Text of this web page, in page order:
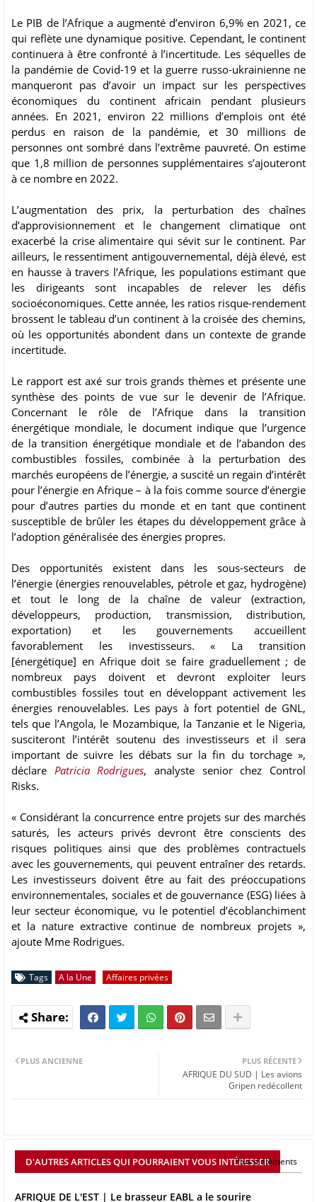
Le PIB de l’Afrique a augmenté d’environ 6,9% en 2021, ce
qui reflète une dynamique positive. Cependant, le continent
continuera à être confronté à l’incertitude. Les séquelles de
la pandémie de Covid-19 et la guerre russo-ukrainienne ne
manqueront pas d’avoir un impact sur les perspectives
économiques du continent africain pendant plusieurs
années. En 2021, environ 22 millions d’emplois ont été
perdus en raison de la pandémie, et 30 millions de
personnes ont sombré dans l’extrême pauvreté. On estime
que 1,8 million de personnes supplémentaires s’ajouteront
à ce nombre en 2022.
L’augmentation des prix, la perturbation des chaînes
d’approvisionnement et le changement climatique ont
exacerbé la crise alimentaire qui sévit sur le continent. Par
ailleurs, le ressentiment antigouvernemental, déjà élevé, est
en hausse à travers l’Afrique, les populations estimant que
les dirigeants sont incapables de relever les défis
socioéconomiques. Cette année, les ratios risque-rendement
brossent le tableau d’un continent à la croisée des chemins,
où les opportunités abondent dans un contexte de grande
incertitude.
Le rapport est axé sur trois grands thèmes et présente une
synthèse des points de vue sur le devenir de l’Afrique.
Concernant le rôle de l’Afrique dans la transition
énergétique mondiale, le document indique que l’urgence
de la transition énergétique mondiale et de l’abandon des
combustibles fossiles, combinée à la perturbation des
marchés européens de l’énergie, a suscité un regain d’intérêt
pour l’énergie en Afrique – à la fois comme source d’énergie
pour d’autres parties du monde et en tant que continent
susceptible de brûler les étapes du développement grâce à
l’adoption généralisée des énergies propres.
Des opportunités existent dans les sous-secteurs de
l’énergie (énergies renouvelables, pétrole et gaz, hydrogène)
et tout le long de la chaîne de valeur (extraction,
développeurs, production, transmission, distribution,
exportation) et les gouvernements accueillent
favorablement les investisseurs. « La transition
[énergétique] en Afrique doit se faire graduellement ; de
nombreux pays doivent et devront exploiter leurs
combustibles fossiles tout en développant activement les
énergies renouvelables. Les pays à fort potentiel de GNL,
tels que l’Angola, le Mozambique, la Tanzanie et le Nigeria,
susciteront l’intérêt soutenu des investisseurs et il sera
important de suivre les débats sur la fin du torchage »,
déclare Patricia Rodrigues, analyste senior chez Control
Risks.
« Considérant la concurrence entre projets sur des marchés
saturés, les acteurs privés devront être conscients des
risques politiques ainsi que des problèmes contractuels
avec les gouvernements, qui peuvent entraîner des retards.
Les investisseurs doivent être au fait des préoccupations
environnementales, sociales et de gouvernance (ESG) liées à
leur secteur économique, vu le potentiel d’écoblanchiment
et la nature extractive continue de nombreux projets »,
ajoute Mme Rodrigues.
Tags A la Une Affaires privées
PLUS RÉCENTE
AFRIQUE DU SUD | Les avions
Gripen redécollent
PLUS ANCIENNE
D'AUTRES ARTICLES QUI POURRAIENT VOUS INTÉRESSER
Plus d'éléments
AFRIQUE DE L'EST | Le brasseur EABL a le sourire